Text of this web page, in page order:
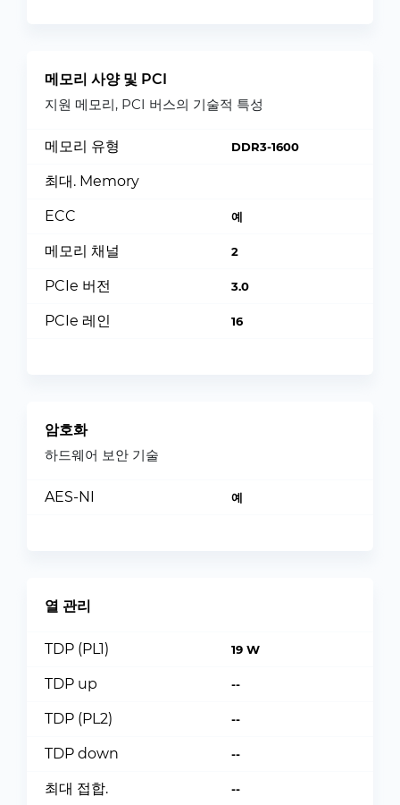
메모리 사양 및 PCI
지원 메모리, PCI 버스의 기술적 특성
메모리 유형 DDR3-1600
최대. Memory
ECC 예
메모리 채널 2
PCIe 버전 3.0
PCIe 레인 16
암호화
하드웨어 보안 기술
AES-NI 예
열 관리
TDP (PL1) 19 W
TDP up --
TDP (PL2) --
TDP down --
최대 접합. --